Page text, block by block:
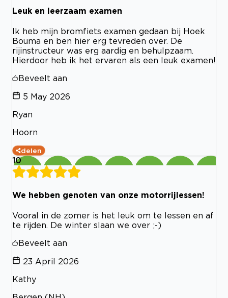
Leuk en leerzaam examen
Ik heb mijn bromfiets examen gedaan bij Hoek
Bouma en ben hier erg tevreden over. De
rijinstructeur was erg aardig en behulpzaam.
Hierdoor heb ik het ervaren als een leuk examen!
Beveelt aan
5 May 2026
Ryan
Hoorn
delen
10
We hebben genoten van onze motorrijlessen!
Vooral in de zomer is het leuk om te lessen en af
te rijden. De winter slaan we over ;-)
Beveelt aan
23 April 2026
Kathy